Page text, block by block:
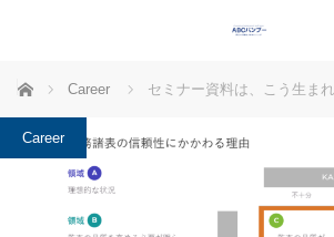
ホーム Career セミナー資料は、こう生ま
Career